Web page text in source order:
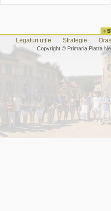
Legaturi utile Strategie
Copyright © Primaria Piatra